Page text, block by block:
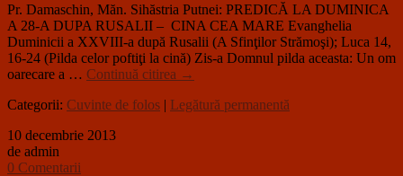
Pr. Damaschin, Măn. Sihăstria Putnei: PREDICĂ LA DUMINICA
A 28-A DUPA RUSALII – CINA CEA MARE Evanghelia
Duminicii a XXVIII-a după Rusalii (A Sfinţilor Strămoşi); Luca 14,
16-24 (Pilda celor poftiţi la cină) Zis-a Domnul pilda aceasta: Un om
oarecare a … Continuă citirea →
Categorii: Cuvinte de folos | Legătură permanentă
10 decembrie 2013
de admin
0 Comentarii